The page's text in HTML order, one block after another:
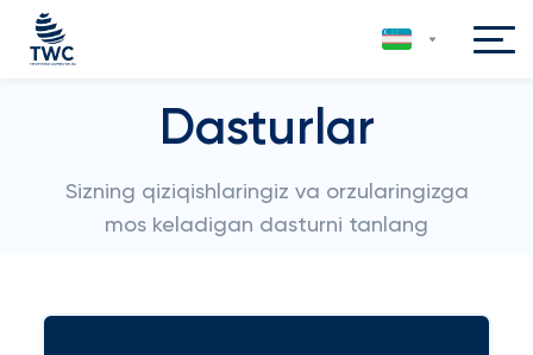
Dasturlar
Sizning qiziqishlaringiz va orzularingizga
mos keladigan dasturni tanlang